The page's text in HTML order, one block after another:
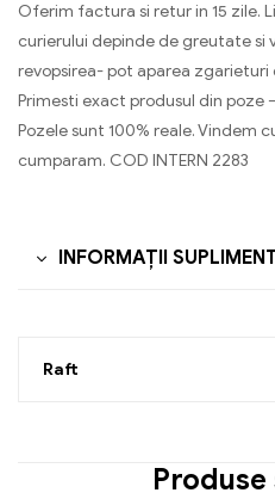
Oferim factura si retur in 15 zile.
curierului depinde de greutate si
revopsirea- pot aparea zgarieturi
Primesti exact produsul din poze
Pozele sunt 100% reale. Vindem
cumparam. COD INTERN 2283
INFORMAȚII
Raft